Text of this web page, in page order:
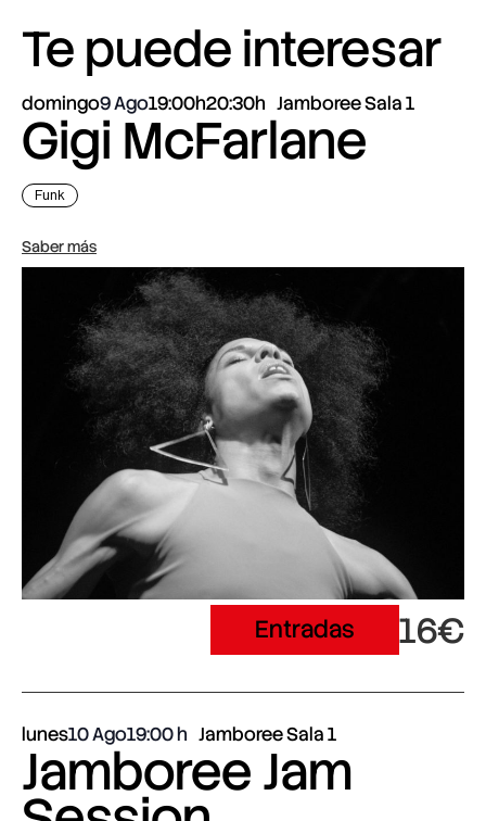
Te puede interesar
domingo9 Ago19:00h20:30h Jamboree Sala 1
Gigi McFarlane
Funk
Saber más
Entradas 16€
lunes10 Ago19:00 Jamboree Sala 1
Jamboree Jam